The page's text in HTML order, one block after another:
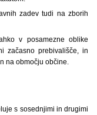
zadev tudi na zborih
v posamezne oblike
začasno prebivališče, in
na območju občine.
s sosednjimi in drugimi